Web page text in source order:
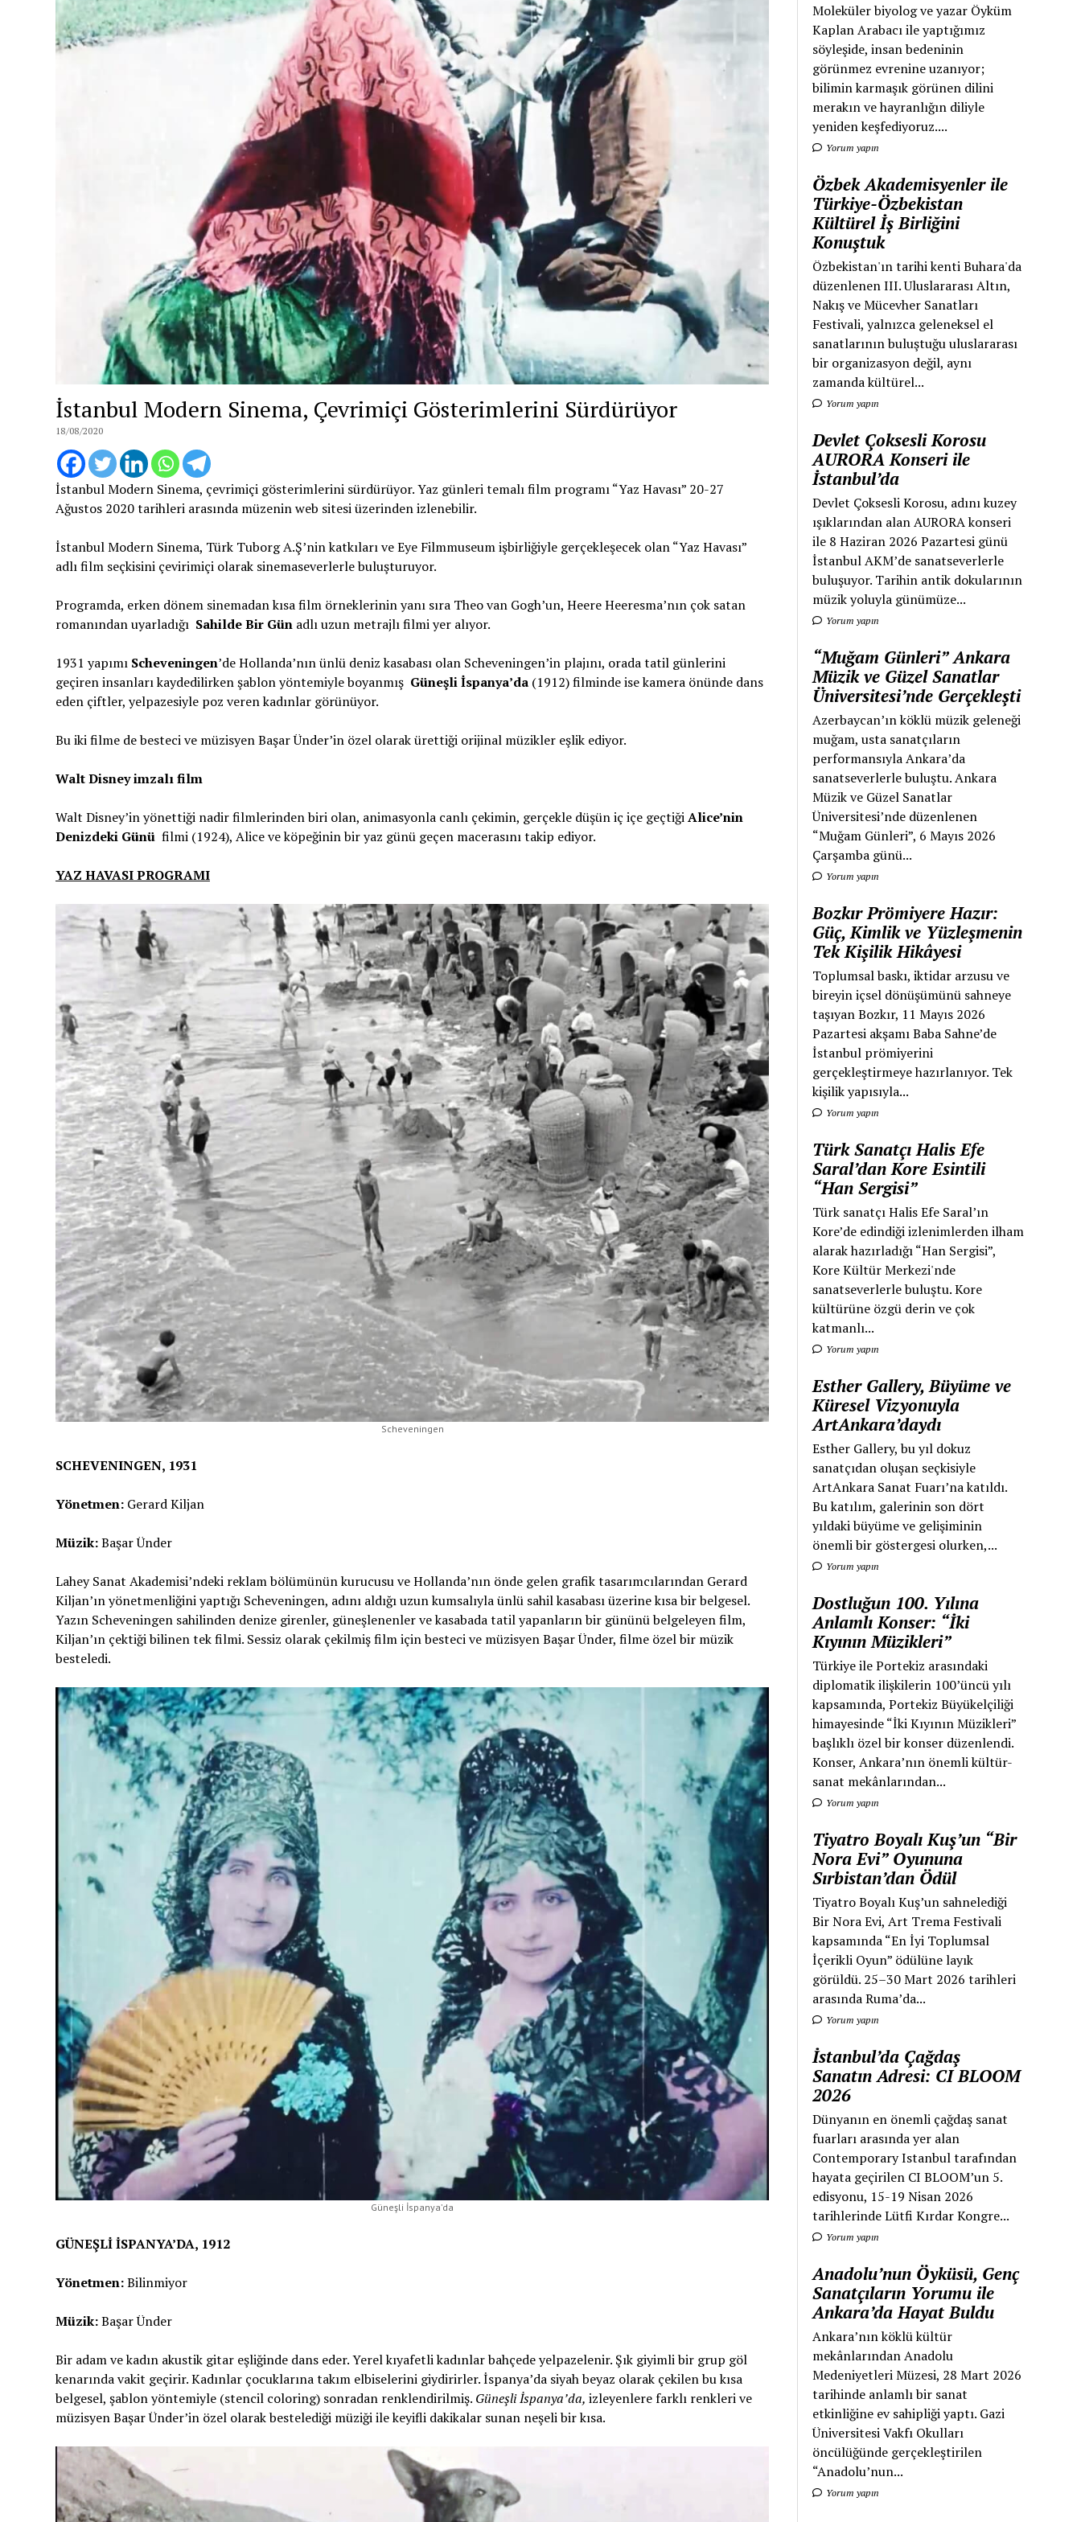
İstanbul Modern Sinema, Çevrimiçi Gösterimlerini Sürdürüyor
18/08/2020
İstanbul Modern Sinema, çevrimiçi gösterimlerini sürdürüyor. Yaz günleri temalı film programı “Yaz Havası” 20-27
Ağustos 2020 tarihleri arasında müzenin web sitesi üzerinden izlenebilir.
İstanbul Modern Sinema, Türk Tuborg A.Ş’nin katkıları ve Eye Filmmuseum işbirliğiyle gerçekleşecek olan “Yaz Havası”
adlı film seçkisini çevirimiçi olarak sinemaseverlerle buluşturuyor.
Programda, erken dönem sinemadan kısa film örneklerinin yanı sıra Theo van Gogh’un, Heere Heeresma’nın çok satan
romanından uyarladığı Sahilde Bir Günadlı uzun metrajlı filmi yer alıyor.
1931 yapımı Scheveningen’de Hollanda’nın ünlü deniz kasabası olan Scheveningen’in plajını, orada tatil günlerini
geçiren insanları kaydedilirken şablon yöntemiyle boyanmış Güneşli İspanya’da (1912) filminde ise kamera önünde dans
eden çiftler, yelpazesiyle poz veren kadınlar görünüyor.
Bu iki filme de besteci ve müzisyen Başar Ünder’in özel olarak ürettiği orijinal müzikler eşlik ediyor.
Walt Disney imzalı film
Walt Disney’in yönettiği nadir filmlerinden biri olan, animasyonla canlı çekimin, gerçekle düşün iç içe geçtiğiAlice’nin
Denizdeki Günü filmi (1924), Alice ve köpeğinin bir yaz günü geçen macerasını takip ediyor.
YAZ HAVASI PROGRAMI
Scheveningen
SCHEVENINGEN, 1931
Yönetmen:Gerard Kiljan
Müzik:Başar Ünder
Lahey Sanat Akademisi’ndeki reklam bölümünün kurucusu ve Hollanda’nın önde gelen grafik tasarımcılarından Gerard
Kiljan’ın yönetmenliğini yaptığı Scheveningen, adını aldığı uzun kumsalıyla ünlü sahil kasabası üzerine kısa bir belgesel.
Yazın Scheveningen sahilinden denize girenler, güneşlenenler ve kasabada tatil yapanların bir gününü belgeleyen film,
Kiljan’ın çektiği bilinen tek filmi. Sessiz olarak çekilmiş film için besteci ve müzisyen Başar Ünder, filme özel bir müzik
besteledi.
Güneşli İspanya’da
GÜNEŞLİ İSPANYA’DA, 1912
Yönetmen:Bilinmiyor
Müzik:Başar Ünder
Bir adam ve kadın akustik gitar eşliğinde dans eder. Yerel kıyafetli kadınlar bahçede yelpazelenir. Şık giyimli bir grup göl
kenarında vakit geçirir. Kadınlar çocuklarına takım elbiselerini giydirirler. İspanya’da siyah beyaz olarak çekilen bu kısa
belgesel, şablon yöntemiyle (stencil coloring) sonradan renklendirilmiş. Güneşli İspanya’da, izleyenlere farklı renkleri ve
müzisyen Başar Ünder’in özel olarak bestelediği müziği ile keyifli dakikalar sunan neşeli bir kısa.
Moleküler biyolog ve yazar Öyküm
Kaplan Arabacı ile yaptığımız
söyleşide, insan bedeninin
görünmez evrenine uzanıyor;
bilimin karmaşık görünen dilini
merakın ve hayranlığın diliyle
yeniden keşfediyoruz....
Yorum yapın
Özbek Akademisyenler ile
Türkiye-Özbekistan
Kültürel İş Birliğini
Konuştuk
Özbekistan'ın tarihi kenti Buhara'da
düzenlenen III. Uluslararası Altın,
Nakış ve Mücevher Sanatları
Festivali, yalnızca geleneksel el
sanatlarının buluştuğu uluslararası
bir organizasyon değil, aynı
zamanda kültürel...
Yorum yapın
Devlet Çoksesli Korosu
AURORA Konseri ile
İstanbul’da
Devlet Çoksesli Korosu, adını kuzey
ışıklarından alan AURORA konseri
ile 8 Haziran 2026 Pazartesi günü
İstanbul AKM’de sanatseverlerle
buluşuyor. Tarihin antik dokularının
müzik yoluyla günümüze...
Yorum yapın
“Muğam Günleri” Ankara
Müzik ve Güzel Sanatlar
Üniversitesi’nde Gerçekleşti
Azerbaycan’ın köklü müzik geleneği
muğam, usta sanatçıların
performansıyla Ankara’da
sanatseverlerle buluştu. Ankara
Müzik ve Güzel Sanatlar
Üniversitesi’nde düzenlenen
“Muğam Günleri”, 6 Mayıs 2026
Çarşamba günü...
Yorum yapın
Bozkır Prömiyere Hazır:
Güç, Kimlik ve Yüzleşmenin
Tek Kişilik Hikâyesi
Toplumsal baskı, iktidar arzusu ve
bireyin içsel dönüşümünü sahneye
taşıyan Bozkır, 11 Mayıs 2026
Pazartesi akşamı Baba Sahne’de
İstanbul prömiyerini
gerçekleştirmeye hazırlanıyor. Tek
kişilik yapısıyla...
Yorum yapın
Türk Sanatçı Halis Efe
Saral’dan Kore Esintili
“Han Sergisi”
Türk sanatçı Halis Efe Saral’ın
Kore’de edindiği izlenimlerden ilham
alarak hazırladığı “Han Sergisi”,
Kore Kültür Merkezi'nde
sanatseverlerle buluştu. Kore
kültürüne özgü derin ve çok
katmanlı...
Yorum yapın
Esther Gallery, Büyüme ve
Küresel Vizyonuyla
ArtAnkara’daydı
Esther Gallery, bu yıl dokuz
sanatçıdan oluşan seçkisiyle
ArtAnkara Sanat Fuarı’na katıldı.
Bu katılım, galerinin son dört
yıldaki büyüme ve gelişiminin
önemli bir göstergesi olurken,...
Yorum yapın
Dostluğun 100. Yılına
Anlamlı Konser: “İki
Kıyının Müzikleri”
Türkiye ile Portekiz arasındaki
diplomatik ilişkilerin 100’üncü yılı
kapsamında, Portekiz Büyükelçiliği
himayesinde “İki Kıyının Müzikleri”
başlıklı özel bir konser düzenlendi.
Konser, Ankara’nın önemli kültür-
sanat mekânlarından...
Yorum yapın
Tiyatro Boyalı Kuş’un “Bir
Nora Evi” Oyununa
Sırbistan’dan Ödül
Tiyatro Boyalı Kuş’un sahnelediği
Bir Nora Evi, Art Trema Festivali
kapsamında “En İyi Toplumsal
İçerikli Oyun” ödülüne layık
görüldü. 25–30 Mart 2026 tarihleri
arasında Ruma’da...
Yorum yapın
İstanbul’da Çağdaş
Sanatın Adresi: CI BLOOM
2026
Dünyanın en önemli çağdaş sanat
fuarları arasında yer alan
Contemporary Istanbul tarafından
hayata geçirilen CI BLOOM’un 5.
edisyonu, 15-19 Nisan 2026
tarihlerinde Lütfi Kırdar Kongre...
Yorum yapın
Anadolu’nun Öyküsü, Genç
Sanatçıların Yorumu ile
Ankara’da Hayat Buldu
Ankara’nın köklü kültür
mekânlarından Anadolu
Medeniyetleri Müzesi, 28 Mart 2026
tarihinde anlamlı bir sanat
etkinliğine ev sahipliği yaptı. Gazi
Üniversitesi Vakfı Okulları
öncülüğünde gerçekleştirilen
“Anadolu’nun...
Yorum yapın